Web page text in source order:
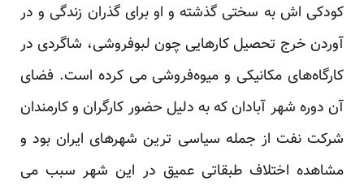
کودکی اش به سختی گذشته و او برای گذران زندگی و در
آوردن خرج ‏تحصیل کارهایی چون لبوفروشی، شاگردی در
کارگاه‌های مکانیکی و میوه‌فروشی می کرده است. فضای
آن دوره شهر ‏آبادان که به دلیل حضور کارگران و کارمندان
شرکت نفت از جمله سیاسی ترین شهرهای ایران بود و
مشاهده اختلاف ‏طبقاتی عمیق در این شهر سبب می